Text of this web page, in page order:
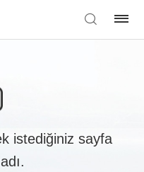
istediğiniz sayfa